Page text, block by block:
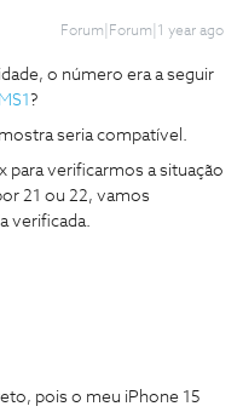
Forum|Forum|1 year ago
o número era a seguir
?
seria compatível.
para verificarmos a situação
21 ou 22, vamos
verificada.
pois o meu iPhone 15